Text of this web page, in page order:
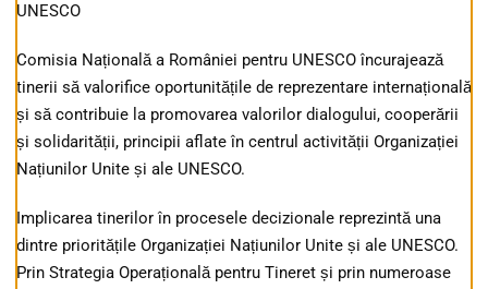
UNESCO
Comisia Națională a României pentru UNESCO încurajează
tinerii să valorifice oportunitățile de reprezentare internațională
și să contribuie la promovarea valorilor dialogului, cooperării
și solidarității, principii aflate în centrul activității Organizației
Națiunilor Unite și ale UNESCO.
Implicarea tinerilor în procesele decizionale reprezintă una
dintre prioritățile Organizației Națiunilor Unite și ale UNESCO.
Prin Strategia Operațională pentru Tineret și prin numeroase